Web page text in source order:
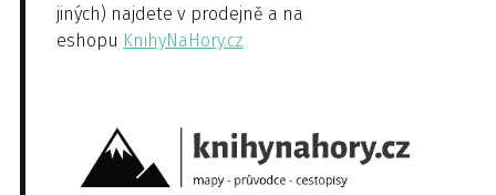
jiných) najdete v prodejně a na
eshopu KnihyNaHory.cz